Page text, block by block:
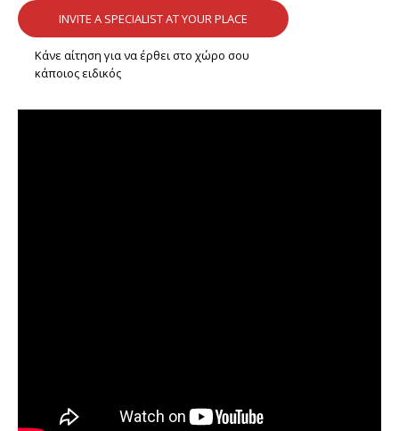
INVITE A SPECIALIST AT YOUR PLACE
Κάνε αίτηση για να έρθει στο χώρο σου
κάποιος ειδικός